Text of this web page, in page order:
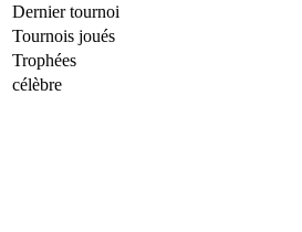
Dernier tournoi
Tournois joués
Trophées
célèbre